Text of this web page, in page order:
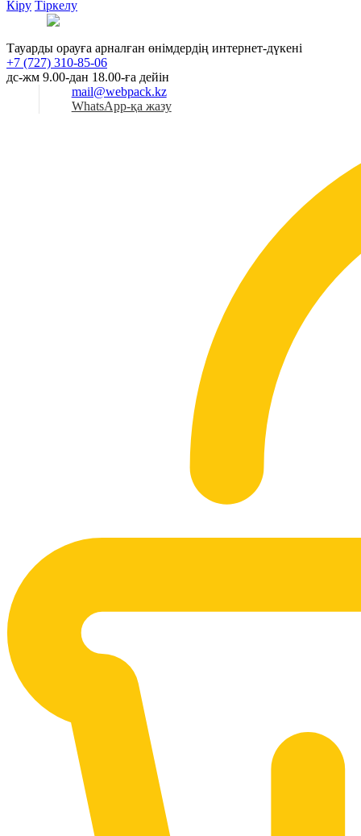
Кіру Тіркелу
Тауарды орауға арналған өнімдердің интернет-дүкені
+7 (727) 310-85-06
дс-жм 9.00-дан 18.00-ға дейін
mail@webpack.kz
WhatsApp-қа жазу